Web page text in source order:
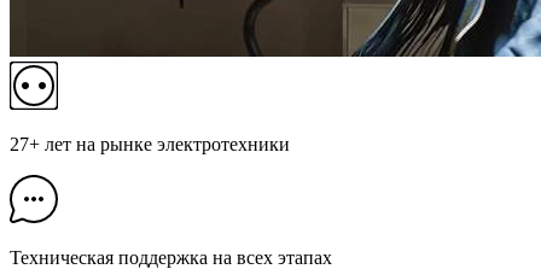
27+ лет на рынке электротехники
Техническая поддержка на всех этапах